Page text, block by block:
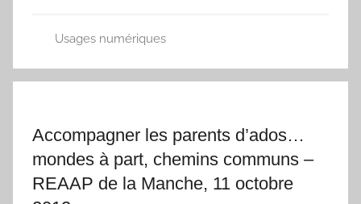
Usages numériques
Accompagner les parents d’ados…
mondes à part, chemins communs –
REAAP de la Manche, 11 octobre